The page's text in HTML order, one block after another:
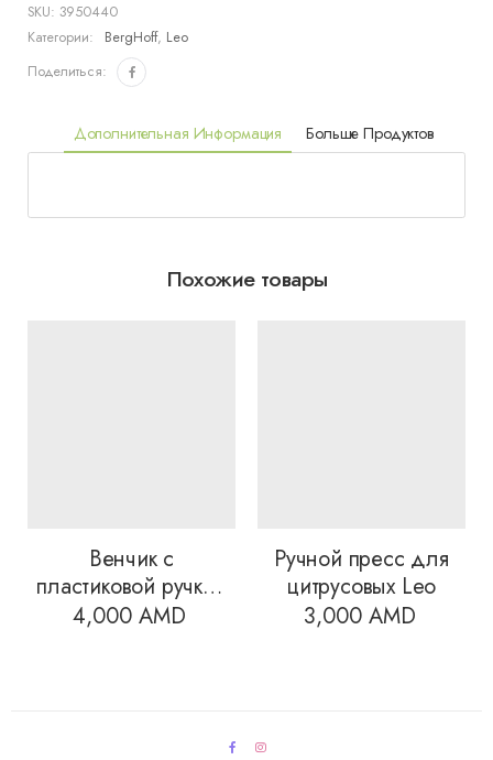
32см
SKU: 3950440
Категории:
BergHoff, Leo
Поделиться:
Дополнительная Информация Больше Продуктов
Похожие товары
Венчик с
пластиковой ручкой
Leo
4,000 AMD
Ручной пресс для
цитрусовых Leo
3,000 AMD